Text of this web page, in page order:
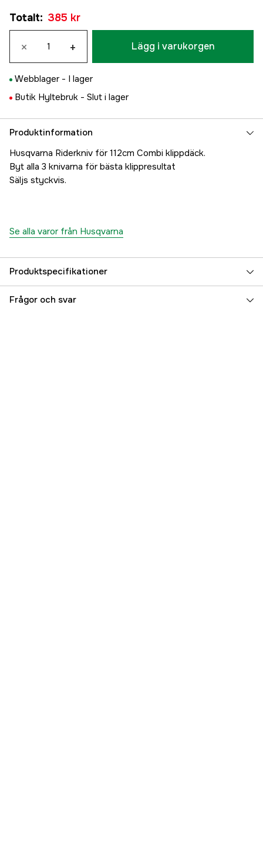
Totalt: 385 kr
× + Lägg i varukorgen
Webblager - I lager
Butik Hyltebruk - Slut i lager
Produktinformation
Husqvarna Riderkniv för 112cm Combi klippdäck.
Byt alla 3 knivarna för bästa klippresultat
Säljs styckvis.
Se alla varor från Husqvarna
Produktspecifikationer
Global Garanti yes
Frågor och svar